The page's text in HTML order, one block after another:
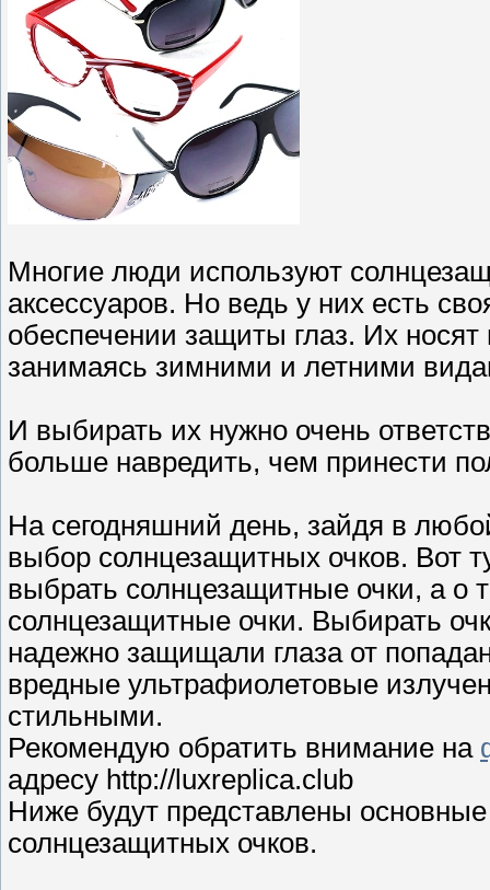
Многие люди используют
аксессуаров. Но ведь у них есть
обеспечении защиты глаз. Их
занимаясь зимними и летними
И выбирать их нужно очень
больше навредить, чем принести
На сегодняшний день, зайдя в
выбор солнцезащитных очков. Вот
выбрать солнцезащитные очки, а о
солнцезащитные очки. Выбирать
надежно защищали глаза от
вредные ультрафиолетовые
стильными.
Рекомендую обратить внимание на
адресу http://luxreplica.club
Ниже будут представлены
солнцезащитных очков.